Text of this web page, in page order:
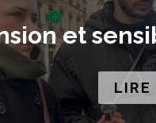
et